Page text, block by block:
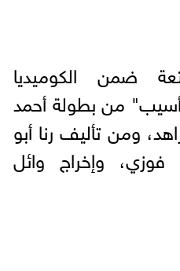
ضمن الكوميديا
أسيب" من بطولة أحمد
ومن تأليف رنا أبو
وإخراج وائل